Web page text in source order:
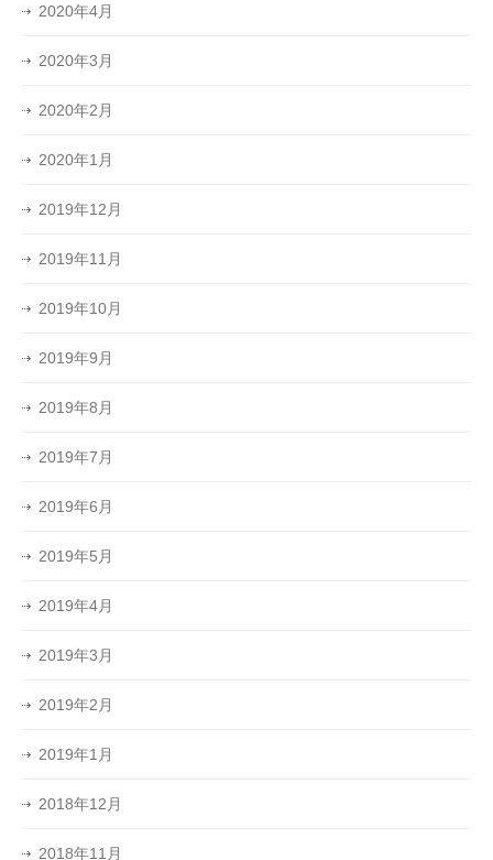
2020年4月
2020年3月
2020年2月
2020年1月
2019年12月
2019年11月
2019年10月
2019年9月
2019年8月
2019年7月
2019年6月
2019年5月
2019年4月
2019年3月
2019年2月
2019年1月
2018年12月
2018年11月